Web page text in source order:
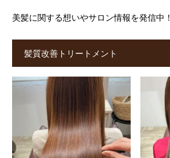
美髪に関する想いやサロン情報を発信中！
髪質改善トリートメント